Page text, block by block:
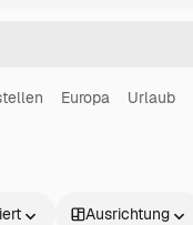
Europa Urlaub
Ausrichtung